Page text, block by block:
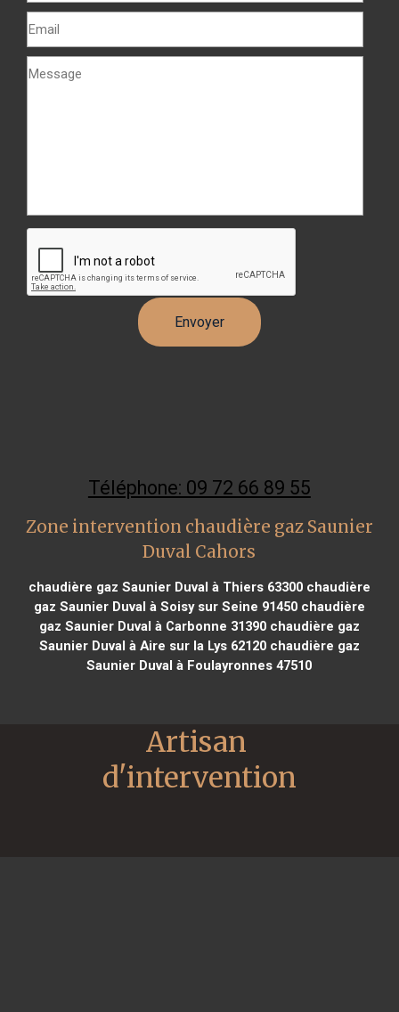
Téléphone: 09 72 66 89 55
Zone intervention chaudière gaz Saunier
Duval Cahors
chaudière gaz Saunier Duval à Thiers 63300chaudière
gaz Saunier Duval à Soisy sur Seine 91450chaudière
gaz Saunier Duval à Carbonne 31390chaudière gaz
Saunier Duval à Aire sur la Lys 62120chaudière gaz
Saunier Duval à Foulayronnes 47510
Artisan
d'intervention